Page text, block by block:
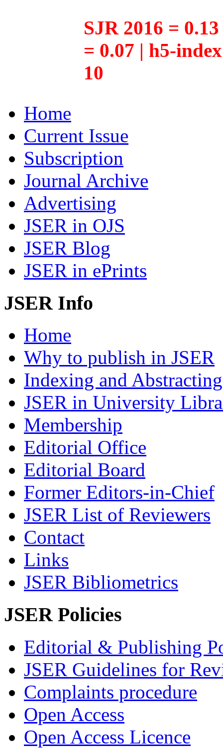
SJR 2016 =
= 0.07 | h5-
10
Home
Current Issue
Subscription
Journal Archive
Advertising
JSER in OJS
JSER Blog
JSER in ePrints
JSER Info
Home
Why to publish in JSER
Indexing and Abstracting
JSER in University
Membership
Editorial Office
Editorial Board
Former Editors-in-Chief
JSER List of Reviewers
Contact
Links
JSER Bibliometrics
JSER Policies
Editorial & Publishing
JSER Guidelines for
Complaints procedure
Open Access
Open Access Licence